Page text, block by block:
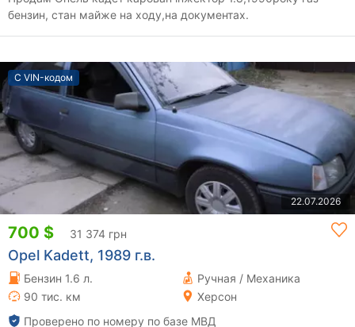
бензин, стан майже на ходу,на документах.
С VIN-кодом
22.07.2026
700 $ 31 374 грн
Opel Kadett, 1989 г.в.
Бензин 1.6 л.
Ручная / Механика
90 тис. км
Херсон
Проверено по номеру по базе МВД